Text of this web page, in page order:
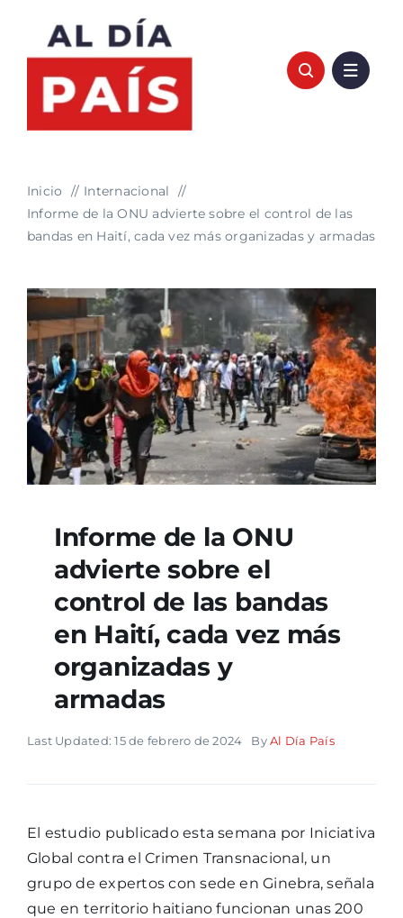
contenido
Inicio
Internacional
Informe de la ONU advierte sobre el control de las
bandas en Haití, cada vez más organizadas y armadas
Informe de la ONU
advierte sobre el
control de las bandas
en Haití, cada vez más
organizadas y
armadas
Last Updated: 15 de febrero de 2024 ByAl Día País
El estudio publicado esta semana por Iniciativa
Global contra el Crimen Transnacional, un
grupo de expertos con sede en Ginebra, señala
que en territorio haitiano funcionan unas 200